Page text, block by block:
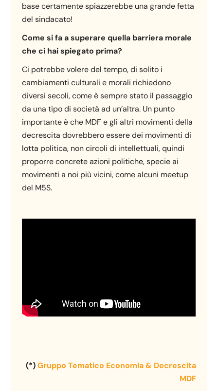
base certamente spiazzerebbe una grande fetta
del sindacato!
Come si fa a superare quella barriera morale
che ci hai spiegato prima?
Ci potrebbe volere del tempo, di solito i
cambiamenti culturali e morali richiedono
diversi secoli, come è sempre stato il passaggio
da una tipo di società ad un’altra. Un punto
importante è che MDF e gli altri movimenti della
decrescita dovrebbero essere dei movimenti di
lotta politica, non circoli di intellettuali, quindi
proporre concrete azioni politiche, specie ai
movimenti a noi più vicini, come alcuni meetup
del M5S.
(*)Gruppo Tematico Economia & Decrescita
MDF